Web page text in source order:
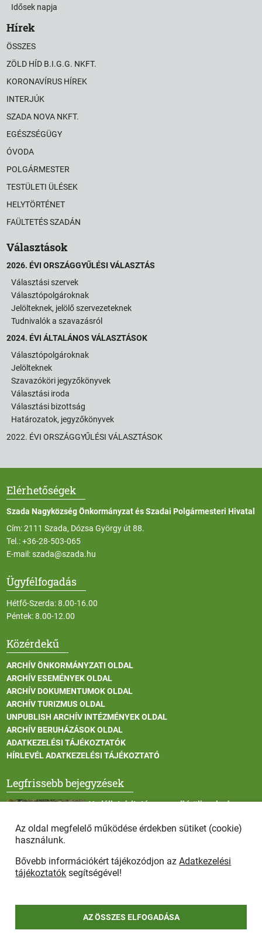
Idősek napja
Hírek
ÖSSZES
ZÖLD HÍD B.I.G.G. NKFT.
KORONAVÍRUS HÍREK
INTERJÚK
SZADA NOVA NKFT.
EGÉSZSÉGÜGY
ÓVODA
POLGÁRMESTER
TESTÜLETI ÜLÉSEK
HELYTÖRTÉNET
FAÜLTETÉS SZADÁN
Választások
2026. ÉVI ORSZÁGGYŰLÉSI VÁLASZTÁS
Választási szervek
Választópolgároknak
Jelölteknek, jelölő szervezeteknek
Tudnivalók a szavazásról
2024. ÉVI ÁLTALÁNOS VÁLASZTÁSOK
Választópolgároknak
Jelölteknek
Szavazóköri jegyzőkönyvek
Választási iroda
Választási bizottság
Határozatok, jegyzőkönyvek
2022. ÉVI ORSZÁGGYŰLÉSI VÁLASZTÁSOK
Elérhetőségek
Szada Nagyközség Önkormányzat és Szadai Polgármesteri Hivatal
Cím: 2111 Szada, Dózsa György út 88.
Tel.:+36-28-503-065
E-mail:szada@szada.hu
Ügyfélfogadás
Hétfő-Szerda: 8.00-16.00
Péntek: 8.00-12.00
Közérdekű
ARCHÍV ÖNKORMÁNYZATI OLDAL
ARCHÍV ESEMÉNYEK OLDAL
ARCHÍV DOKUMENTUMOK OLDAL
ARCHÍV TURIZMUS OLDAL
UNPUBLISH ARCHÍV INTÉZMÉNYEK OLDAL
ARCHÍV BERUHÁZÁSOK OLDAL
ADATKEZELÉSI TÁJÉKOZTATÓK
HÍRLEVÉL ADATKEZELÉSI TÁJÉKOZTATÓ
Legfrissebb bejegyzések
Vadállatok itatása a rendkívüli melegben
Afrikai sertéspestis - kérések a lakosság felé
Az oldal megfelelő működése érdekben sütiket (cookie)
használunk.
Bővebb információkért tájékozódjon azAdatkezelési
tájékoztatók segítségével!
AZ ÖSSZES ELFOGADÁSA